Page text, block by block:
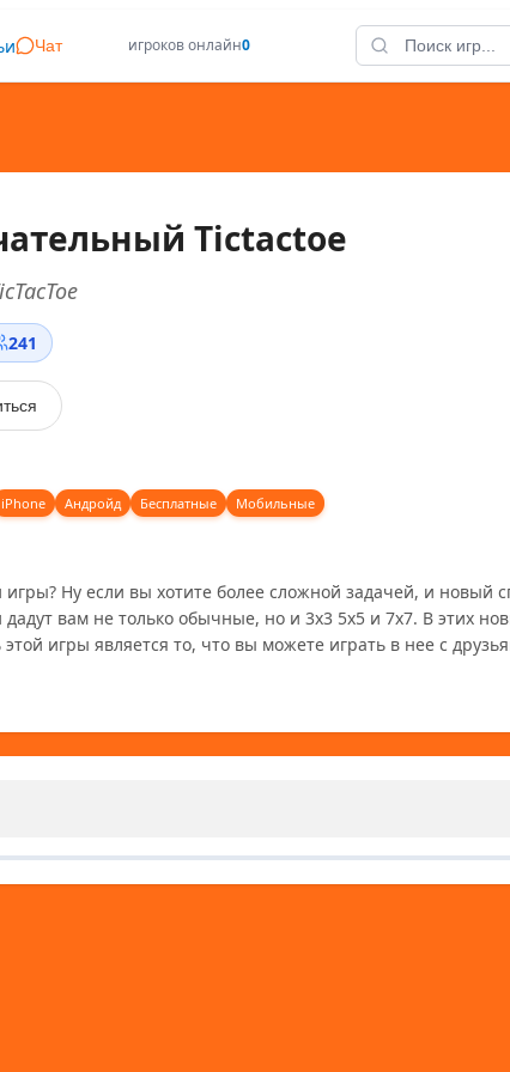
Чат игроков онлайн0
Tictactoe
241
iPhone Андройд Бесплатные Мобильные
Ну если вы хотите более сложной задачей, и новый
вам не только обычные, но и 3х3 5х5 и 7х7. В этих
игры является то, что вы можете играть в нее с